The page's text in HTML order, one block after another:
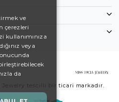
Jewelry tescilli bir ticari markadır.
DE
EN
SWEDISH
TURKISH
ve
çerezleri
kullanımınıza
veya
da